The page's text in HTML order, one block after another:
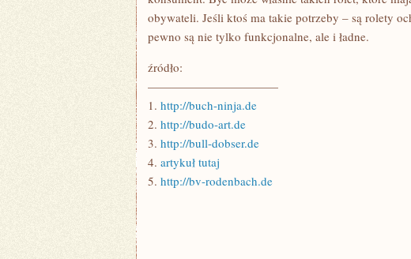
obywateli. Jeśli ktoś ma takie potrzeby – są rolety
pewno są nie tylko funkcjonalne, ale i ładne.
źródło:
———————————
1. http://buch-ninja.de
2. http://budo-art.de
3. http://bull-dobser.de
4. artykuł tutaj
5. http://bv-rodenbach.de